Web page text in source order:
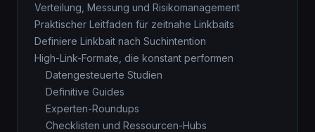
Verteilung, Messung und Risikomanagement
Praktischer Leitfaden für zeitnahe Linkbaits
Definiere Linkbait nach Suchintention
High-Link-Formate, die konstant performen
Datengesteuerte Studien
Definitive Guides
Experten-Roundups
Checklisten und Ressourcen-Hubs